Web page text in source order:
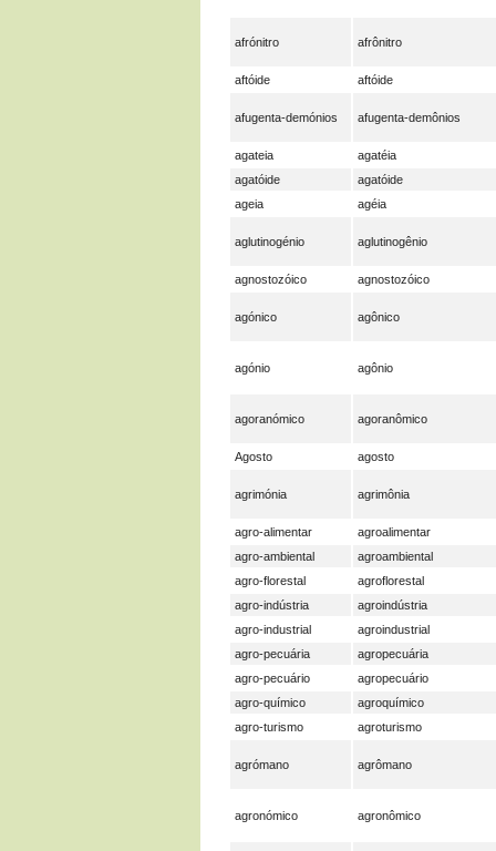
afrónitro afrônitro
aftóide aftóide
afugenta-demónios afugenta-demônios
agateia
agatéia
agatóide
agatóide
ageia
agéia
aglutinogénio aglutinogênio
agnostozóico agnostozóico
agónico agônico
agónio agônio
agoranómico agoranômico
Agosto agosto
agrimónia agrimônia
agro-alimentar
agroalimentar
agro-ambiental
agroambiental
agro-florestal
agroflorestal
agro-indústria
agroindústria
agro-industrial
agroindustrial
agro-pecuária
agropecuária
agro-pecuário
agropecuário
agro-químico
agroquímico
agro-turismo
agroturismo
agrómano agrômano
agronómico agronômico